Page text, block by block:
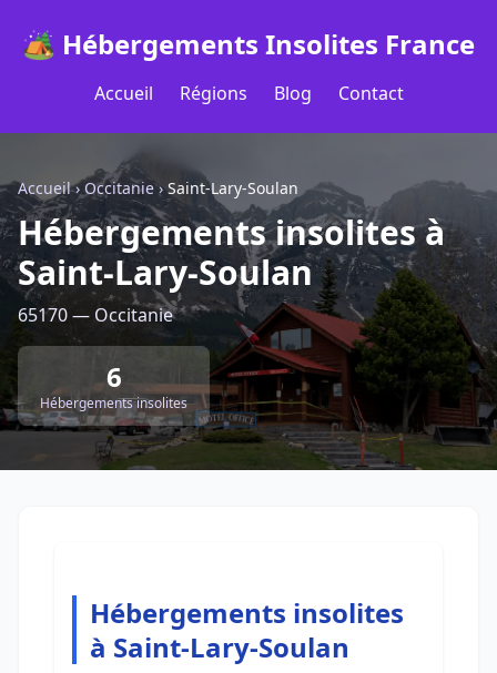
🏕️ Hébergements Insolites France
Accueil Régions Blog Contact
Accueil›Occitanie› Saint-Lary-Soulan
Hébergements insolites à
Saint-Lary-Soulan
65170 — Occitanie
6
Hébergements insolites
Hébergements insolites
à Saint-Lary-Soulan